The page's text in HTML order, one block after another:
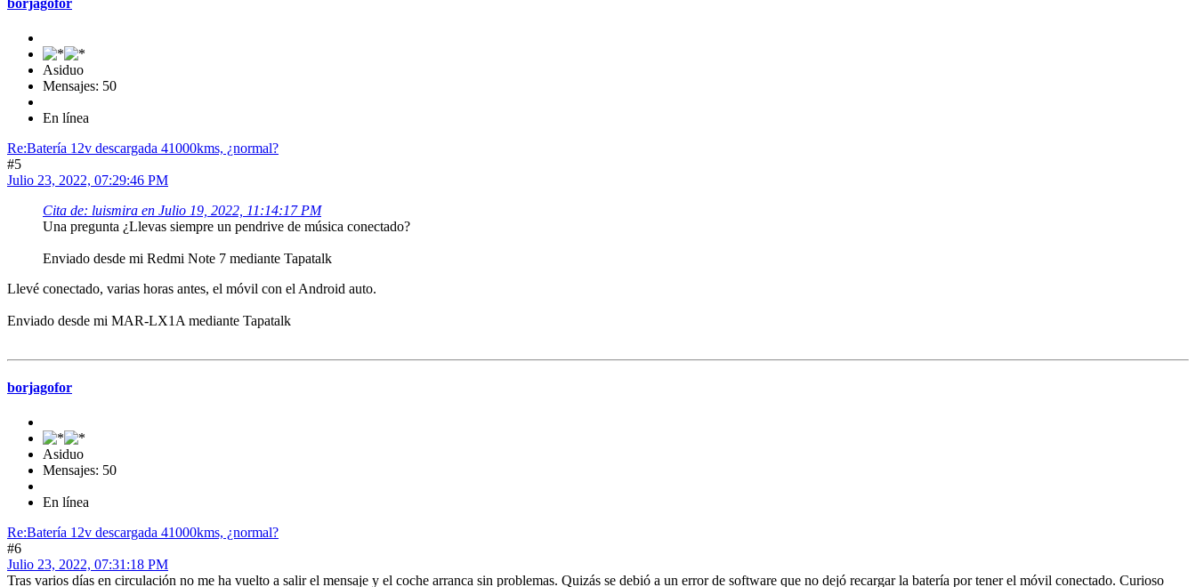
Asiduo
Mensajes: 50
En línea
Re:Batería 12v descargada 41000kms, ¿normal?
#5
Julio 23, 2022, 07:29:46 PM
Cita de: luismira en Julio 19, 2022, 11:14:17 PM
Una pregunta ¿Llevas siempre un pendrive de música conectado?
Enviado desde mi Redmi Note 7 mediante Tapatalk
Llevé conectado, varias horas antes, el móvil con el Android auto.
Enviado desde mi MAR-LX1A mediante Tapatalk
borjagofor
Asiduo
Mensajes: 50
En línea
Re:Batería 12v descargada 41000kms, ¿normal?
#6
Julio 23, 2022, 07:31:18 PM
Tras varios días en circulación no me ha vuelto a salir el mensaje y el coche arranca sin problemas. Quizás se debió a un error de software que no dejó recargar la batería por tener el móvil conectado. Curioso